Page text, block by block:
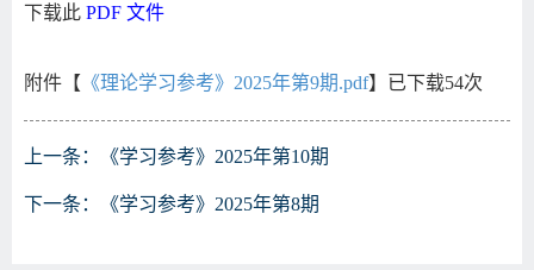
下载此 PDF 文件
附件【 《理论学习参考》2025年第9期.pdf】已下载54次
上一条： 《学习参考》2025年第10期
下一条： 《学习参考》2025年第8期